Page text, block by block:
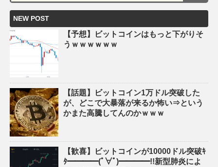
NEW POST
【予想】ビットコインはもっと下がりそ
うｗｗｗｗｗｗ
【話題】ビットコイン1万ドル突破した
が、どこで大暴落が来るか怖い⇒という
かまた高騰してんのかｗｗｗ
【歓喜】ビットコインが10000ドル突破ｷ
ﾀ━━━━(ﾟ∀ﾟ)━━━━!!新型肺炎によ